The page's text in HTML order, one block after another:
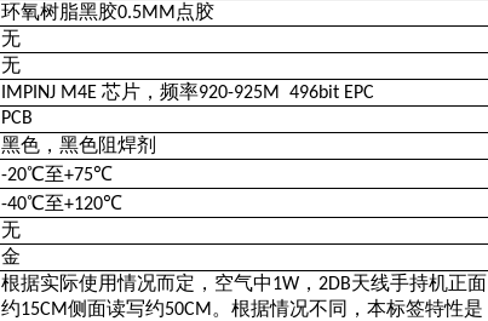
环氧树脂黑胶0.5MM 点胶
无
无
IMPINJ M4E芯片，频率920-925M 496bit EPC
PCB
黑色，黑色阻焊剂
-20℃至+75℃
-40℃至+120℃
无
金
根据实际使用情况而定，空气中1W ， 2DB天线手持机正面
约15CM侧面读写约50CM 。根据情况不同，本标签特性是